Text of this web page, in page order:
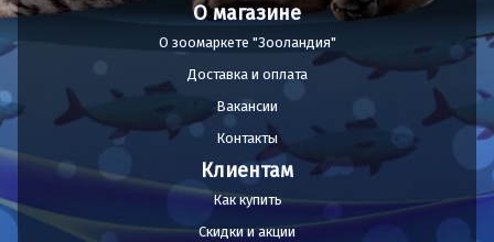
О магазине
О зоомаркете "Зооландия"
Доставка и оплата
Вакансии
Контакты
Клиентам
Как купить
Скидки и акции